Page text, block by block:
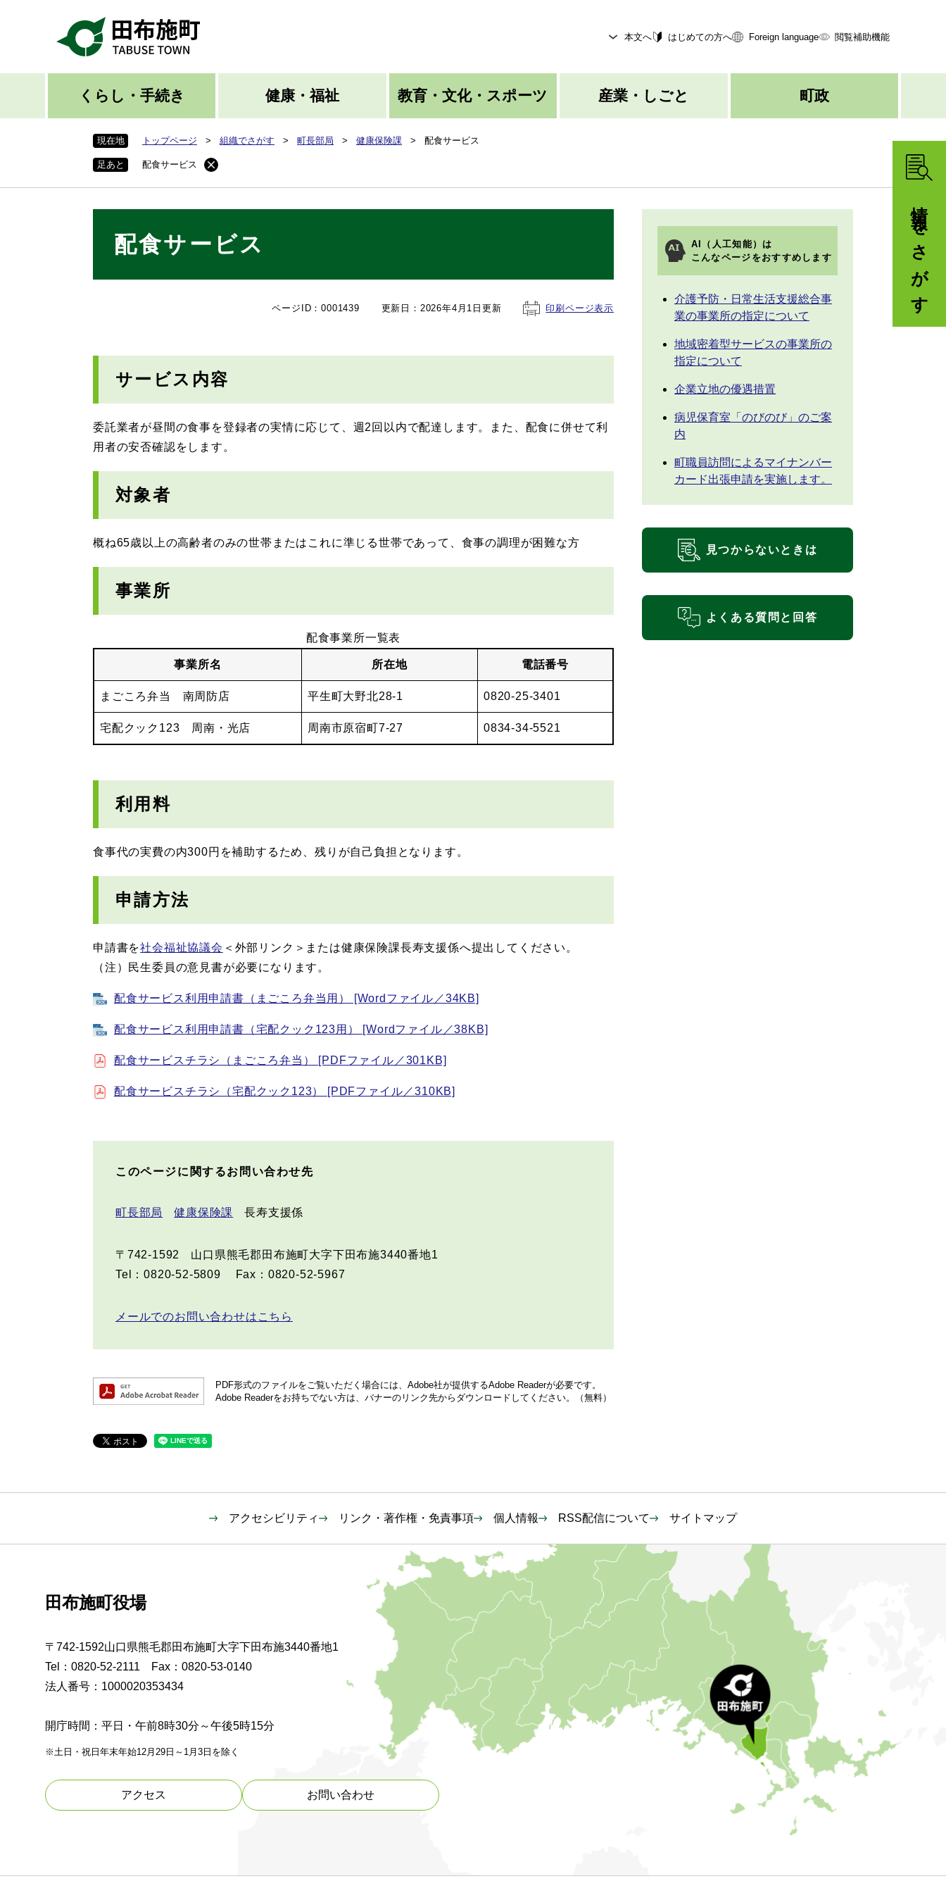
先
情報をさがす
本文へ はじめての方へ Foreign language 閲覧補助機能
くらし・手続き 健康・福祉 教育・文化・スポーツ 産業・しごと 町政
現在地 トップページ > 組織でさがす > 町長部局 > 健康保険課 > 配食サービス
足あと 配食サービス
配食サービス
ページID：0001439 更新日：2026年4月1日更新 印刷ページ表示
サービス内容
委託業者が昼間の食事を登録者の実情に応じて、週2回以内で配達します。また、配食に併せて利
用者の安否確認をします。
対象者
概ね65歳以上の高齢者のみの世帯またはこれに準じる世帯であって、食事の調理が困難な方
事業所
配食事業所一覧表​
事業所名 所在地 電話番号
まごころ弁当 南周防店 平生町大野北28-1 0820-25-3401
宅配クック123 周南・光店 周南市原宿町7-27 0834-34-5521
利用料
食事代の実費の内300円を補助するため、残りが自己負担となります。
申請方法
申請書を社会福祉協議会 ＜外部リンク＞ または健康保険課長寿支援係へ提出してください。
（注）民生委員の意見書が必要になります。
配食サービス利用申請書（まごころ弁当用） [Wordファイル／34KB]
配食サービス利用申請書（宅配クック123用） [Wordファイル／38KB]
配食サービスチラシ（まごころ弁当） [PDFファイル／301KB]
配食サービスチラシ（宅配クック123） [PDFファイル／310KB]
このページに関するお問い合わせ先
町長部局 健康保険課 長寿支援係
〒742-1592
山口県熊毛郡田布施町大字下田布施3440番地1
Tel：0820-52-5809
Fax：0820-52-5967
メールでのお問い合わせはこちら
PDF形式のファイルをご覧いただく場合には、Adobe社が提供するAdobe Readerが必要です。
Adobe Readerをお持ちでない方は、バナーのリンク先からダウンロードしてください。（無料）
AI（人工知能）は
こんなページをおすすめします
介護予防・日常生活支援総合事
業の事業所の指定について
地域密着型サービスの事業所の
指定について
企業立地の優遇措置
病児保育室「のびのび」のご案
内
町職員訪問によるマイナンバー
カード出張申請を実施します。
見つからないときは
よくある質問と回答
アクセシビリティ リンク・著作権・免責事項 個人情報 RSS配信について サイトマップ
田布施町役場
〒742-1592山口県熊毛郡田布施町大字下田布施3440番地1
Tel：0820-52-2111 Fax：0820-53-0140
法人番号：1000020353434
開庁時間：平日・午前8時30分～午後5時15分
※土日・祝日年末年始12月29日～1月3日を除く
アクセス お問い合わせ